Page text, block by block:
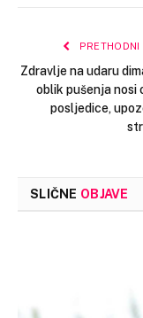
PRETHODNI
Zdravlje na udaru
oblik pušenja nosi
posljedice,
SLIČNE OBJAVE